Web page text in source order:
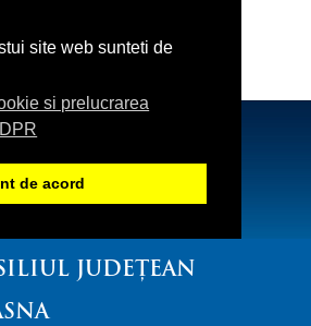
site web sunteti de
si prelucrarea
de acord
JUDEȚEAN